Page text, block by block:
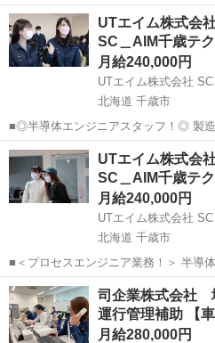
ンター内での仕分け作業や機械操作な
東松山市・川島町周辺エリア ※現場によ
体的には ・パッカー車の運転...
埼玉 東松山市 その他
UTエイム株式会
SC＿AIM千歳テ
月給240,000円
北海道 千歳市
■◎半導体エンジニアスタッフ！◎ 製造現場での作業経験が活かせ
る！ 半導体製造ラインにて、装置の運用やプロセス管理、 設備メンテ
ナンスといった技術職をお任せします♪ 募集職種は50種類以上！ お持
ちのスキルやご経験から...
北海道 千歳市 その他
UTエイム株式会
SC＿AIM千歳テ
月給240,000円
北海道 千歳市
■＜プロセスエンジニア業務！＞ 半導体業界での勤務経験を活かして
これからの日本を支えるメーカーを一
＜具体的には…＞ ※下記いずれかへ配
ニア系】※半導体製造ライ...
北海道 千歳市 その他
司企業株式会社
運行管理補助 【車
月給280,000円